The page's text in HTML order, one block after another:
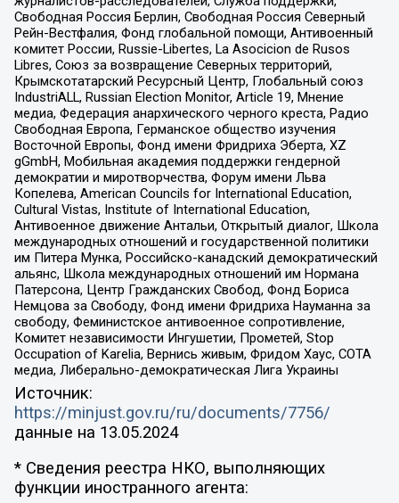
Свободная Россия Берлин, Свободная Россия Северный
Рейн-Вестфалия, Фонд глобальной помощи, Антивоенный
комитет России, Russie-Libertes, La Asocicion de Rusos
Libres, Союз за возвращение Северных территорий,
Крымскотатарский Ресурсный Центр, Глобальный союз
IndustriALL, Russian Election Monitor, Article 19, Мнение
медиа, Федерация анархического черного креста, Радио
Свободная Европа, Германское общество изучения
Восточной Европы, Фонд имени Фридриха Эберта, XZ
gGmbH, Мобильная академия поддержки гендерной
демократии и миротворчества, Форум имени Льва
Копелева, American Councils for International Education,
Cultural Vistas, Institute of International Education,
Антивоенное движение Антальи, Открытый диалог, Школа
международных отношений и государственной политики
им Питера Мунка, Российско-канадский демократический
альянс, Школа международных отношений им Нормана
Патерсона, Центр Гражданских Свобод, Фонд Бориса
Немцова за Свободу, Фонд имени Фридриха Науманна за
свободу, Феминистское антивоенное сопротивление,
Комитет независимости Ингушетии, Прометей, Stop
Occupation of Karelia, Вернись живым, Фридом Хаус, СОТА
медиа, Либерально-демократическая Лига Украины
Источник:
https://minjust.gov.ru/ru/documents/7756/
данные на 13.05.2024
* Сведения реестра НКО, выполняющих
функции иностранного агента: